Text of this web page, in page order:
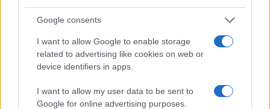
Google consents
I want to allow Google to enable storage
related to advertising like cookies on web or
device identifiers in apps.
I want to allow my user data to be sent to
Google for online advertising purposes.